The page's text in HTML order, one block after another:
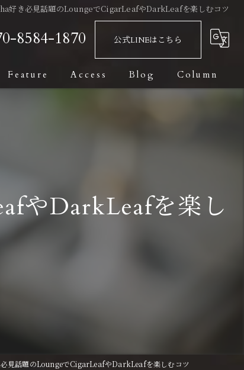
好き必見話題のLoungeでCigarLeafやDarkLeafを楽しむコツ
8584-1870 公式LINEはこちら
Feature
Private Room
Access Blog Column
やDarkLeafを楽し
見話題のLoungeでCigarLeafやDarkLeafを楽しむコツ